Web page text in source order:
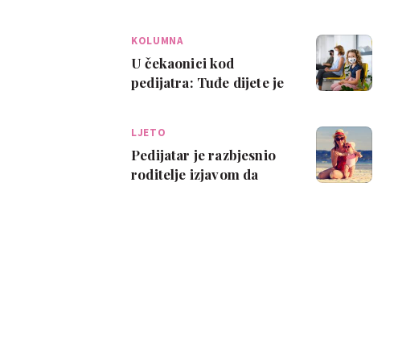
KOLUMNA
U čekaonici kod
pedijatra: Tuđe dijete je
LJETO
Pedijatar je razbjesnio
roditelje izjavom da